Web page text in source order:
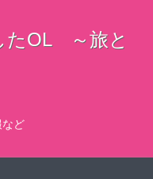
たOL ～旅と
など